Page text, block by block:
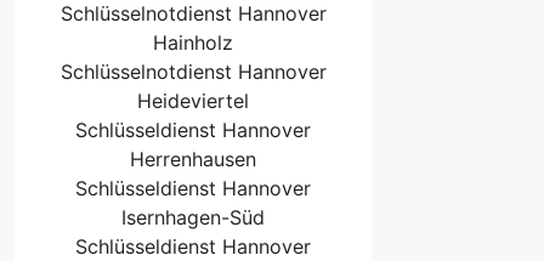
Schlüsselnotdienst Hannover
Hainholz
Schlüsselnotdienst Hannover
Heideviertel
Schlüsseldienst Hannover
Herrenhausen
Schlüsseldienst Hannover
Isernhagen-Süd
Schlüsseldienst Hannover